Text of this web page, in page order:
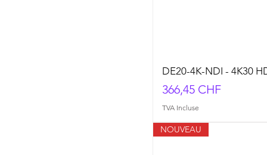
DE20-4K-NDI - 4K30
Prix
366,45 CHF
TVA Incluse
NOUVEAU